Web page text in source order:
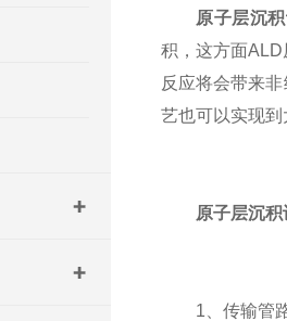
原子层沉
积，这方面
反应将会带来
艺也可以实现
原子层沉积
1、传输管路